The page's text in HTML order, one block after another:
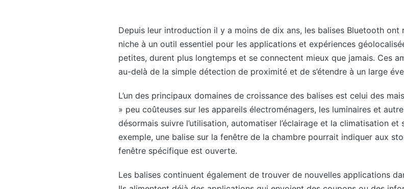
Depuis leur introduction il y a moins de dix ans, les balises Bluetooth ont
niche à un outil essentiel pour les applications et expériences
petites, durent plus longtemps et se connectent mieux que jamais. Ces
au-delà de la simple détection de proximité et de s’étendre à un large
L’un des principaux domaines de croissance des balises est celui des
» peu coûteuses sur les appareils électroménagers, les luminaires et
désormais suivre l’utilisation, automatiser l’éclairage et la climatisation
exemple, une balise sur la fenêtre de la chambre pourrait indiquer aux
fenêtre spécifique est ouverte.
Les balises continuent également de trouver de nouvelles applications